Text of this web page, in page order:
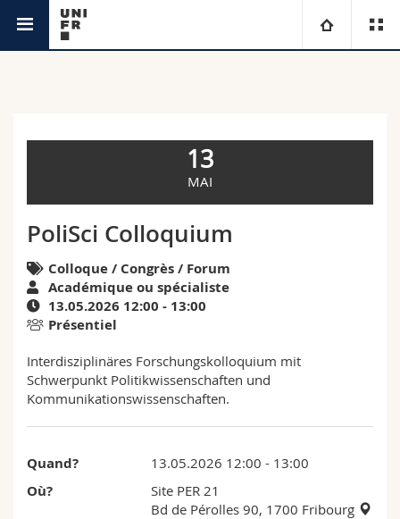
Université
Formation continue
Sciences économiques et sociales et management
Lettres et sciences humaines
Sciences de l'éducation et de la formation
Interfacultaire
Etudiants
Médias
Chercheurs
Doctorants
Ressources
Annuaire du personnel
Plan d'accès
Bibliothèques
Programme des cours
13
MAI
PoliSci Colloquium
Colloque / Congrès / Forum
Académique ou spécialiste
13.05.2026 12:00 - 13:00
Présentiel
Interdisziplinäres Forschungskolloquium mit
Schwerpunkt Politikwissenschaften und
Kommunikationswissenschaften.
Quand? 13.05.2026 12:00 - 13:00
Où?
Site PER 21
Bd de Pérolles 90, 1700 Fribourg